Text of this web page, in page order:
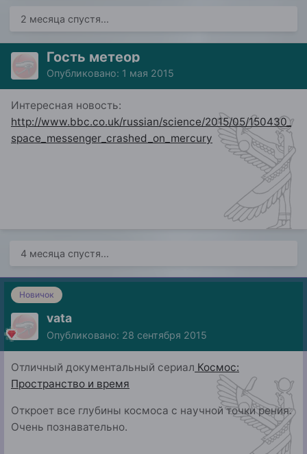
2 месяца спустя...
Гость метеор
Опубликовано: 1 мая 2015
Интересная новость:
http://www.bbc.co.uk/russian/science/2015/05/150430_
space_messenger_crashed_on_mercury
4 месяца спустя...
Новичок
vata
Опубликовано: 28 сентября 2015
Отличный документальный сериал Космос:
Пространство и время
Откроет все глубины космоса с научной точки рения.
Очень познавательно.